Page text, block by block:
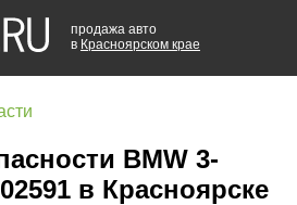
продажа авто
в Красноярском крае
BMW 3-
в Красноярске